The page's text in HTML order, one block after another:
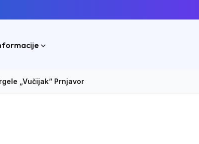
„Vučijak“ Prnjavor